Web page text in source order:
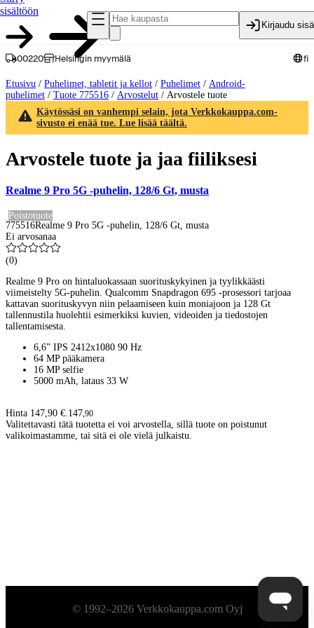
sisältöön
Kirjaudu
00220 Helsingin myymälä fi
Etusivu / Puhelimet, tabletit ja kellot / Puhelimet / Android-
puhelimet / Tuote 775516 / Arvostelut / Arvostele tuote
Käytössäsi on vanhempi selain, jota Verkkokauppa.com-
sivusto ei enää tue. Lue lisää täältä.
Arvostele tuote ja jaa fiiliksesi
Realme 9 Pro 5G -puhelin, 128/6 Gt, musta
Poistotuote
775516Realme 9 Pro 5G -puhelin, 128/6 Gt, musta
Ei arvosanaa
(0)
Realme 9 Pro on hintaluokassaan suorituskykyinen ja tyylikkäästi
viimeistelty 5G-puhelin. Qualcomm Snapdragon 695 -prosessori tarjoaa
kattavan suorituskyvyn niin pelaamiseen kuin moniajoon ja 128 Gt
tallennustila huolehtii esimerkiksi kuvien, videoiden ja tiedostojen
tallentamisesta.
6,6” IPS 2412x1080 90 Hz
64 MP pääkamera
16 MP selfie
5000 mAh, lataus 33 W
Hinta 147,90 €. 147,90
Valitettavasti tätä tuotetta ei voi arvostella, sillä tuote on poistunut
valikoimastamme, tai sitä ei ole vielä julkaistu.
Alatunniste© 1992–2026 Verkkokauppa.com Oyj